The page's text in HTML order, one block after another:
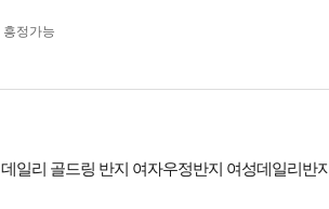
흥정가능
데일리 골드링 반지 여자우정반지 여성데일리반지